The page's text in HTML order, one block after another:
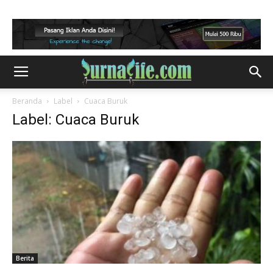
Beranda Label Cuaca Buruk
Label: Cuaca Buruk
Berita